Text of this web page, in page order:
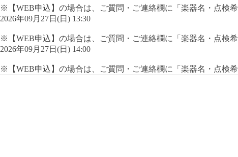
※【WEB申込】の場合は、ご質問・ご連絡欄に「楽器名・点検
2026年09月27日(日) 13:30
※【WEB申込】の場合は、ご質問・ご連絡欄に「楽器名・点検
2026年09月27日(日) 14:00
※【WEB申込】の場合は、ご質問・ご連絡欄に「楽器名・点検